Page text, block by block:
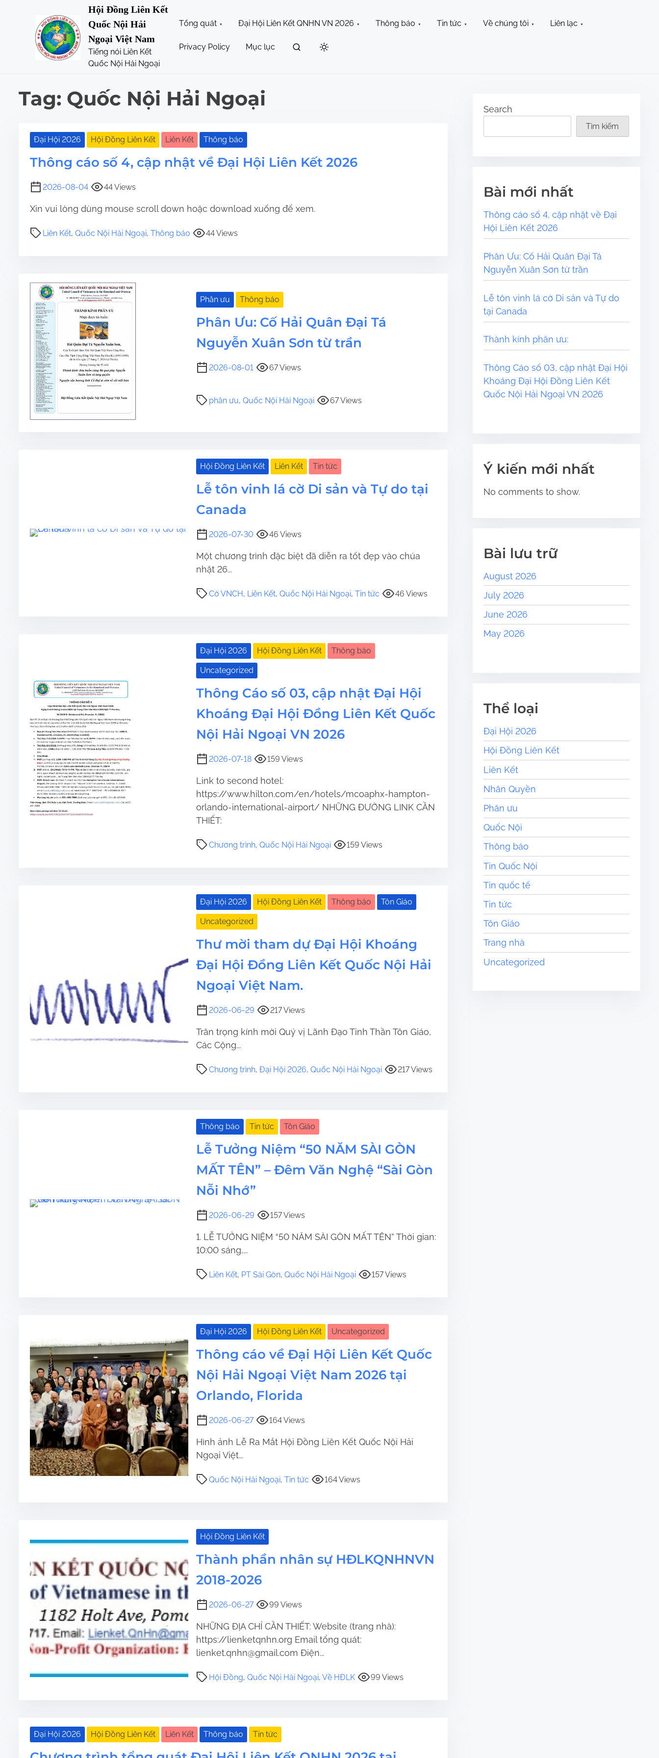
Hội Đồng Liên Kết
Quốc Nội Hải
Ngoại Việt Nam
Tiếng nói Liên Kết
Quốc Nội Hải Ngoại
Tổng quát Đại Hội Liên Kết QNHN VN 2026 Thông báo Tin tức Về chúng tôi Liên lạc
Privacy Policy Mục lục
Tag: Quốc Nội Hải Ngoại
Đại Hội 2026 Hội Đồng Liên Kết Liên Kết Thông báo
Thông cáo số 4, cập nhật về Đại Hội Liên Kết 2026
2026-08-04 44 Views
Xin vui lòng dùng mouse scroll down hoặc download xuống để xem.
Liên Kết, Quốc Nội Hải Ngoại, Thông báo 44 Views
Phân ưu Thông báo
Phân Ưu: Cố Hải Quân Đại Tá
Nguyễn Xuân Sơn từ trần
2026-08-01 67 Views
phân ưu,Quốc Nội Hải Ngoại 67 Views
Hội Đồng Liên Kết Liên Kết Tin tức
Lễ tôn vinh lá cờ Di sản và Tự do tại
Canada
2026-07-30 46 Views
Một chương trình đặc biệt đã diễn ra tốt đẹp vào chúa
nhật 26...
Cờ VNCH, Liên Kết,Quốc Nội Hải Ngoại,Tin tức 46 Views
Đại Hội 2026 Hội Đồng Liên Kết Thông báo
Uncategorized
Thông Cáo số 03, cập nhật Đại Hội
Khoáng Đại Hội Đồng Liên Kết Quốc
Nội Hải Ngoại VN 2026
2026-07-18 159 Views
Link to second hotel:
https://www.hilton.com/en/hotels/mcoaphx-hampton-
orlando-international-airport/ NHỮNG ĐƯỜNG LINK CẦN
THIẾT:
Chương trình,Quốc Nội Hải Ngoại 159 Views
Đại Hội 2026 Hội Đồng Liên Kết Thông báo Tôn Giáo
Uncategorized
Thư mời tham dự Đại Hội Khoáng
Đại Hội Đồng Liên Kết Quốc Nội Hải
Ngoại Việt Nam.
2026-06-29 217 Views
Trân trọng kính mời Quý vị Lãnh Đạo Tinh Thần Tôn Giáo,
Các Cộng...
Chương trình,Đại Hội 2026,Quốc Nội Hải Ngoại 217 Views
Thông báo Tin tức Tôn Giáo
Lễ Tưởng Niệm “50 NĂM SÀI GÒN
MẤT TÊN” – Đêm Văn Nghệ “Sài Gòn
Nỗi Nhớ”
2026-06-29 157 Views
1. LỄ TƯỞNG NIỆM “50 NĂM SÀI GÒN MẤT TÊN” Thời gian:
10:00 sáng,...
Liên Kết, PT Sài Gòn,Quốc Nội Hải Ngoại 157 Views
Đại Hội 2026 Hội Đồng Liên Kết Uncategorized
Thông cáo về Đại Hội Liên Kết Quốc
Nội Hải Ngoại Việt Nam 2026 tại
Orlando, Florida
2026-06-27 164 Views
Hình ảnh Lễ Ra Mắt Hội Đồng Liên Kết Quốc Nội Hải
Ngoại Việt...
Quốc Nội Hải Ngoại,Tin tức 164 Views
Hội Đồng Liên Kết
Thành phần nhân sự HĐLKQNHNVN
2018-2026
2026-06-27 99 Views
NHỮNG ĐỊA CHỈ CẦN THIẾT: Website (trang nhà):
https://lienketqnhn.org Email tổng quát:
lienket.qnhn@gmail.com Điện...
Hội Đồng,Quốc Nội Hải Ngoại,Về HĐLK 99 Views
Đại Hội 2026 Hội Đồng Liên Kết Liên Kết Thông báo Tin tức
Search
Tìm kiếm
Bài mới nhất
Thông cáo số 4, cập nhật về Đại
Hội Liên Kết 2026
Phân Ưu: Cố Hải Quân Đại Tá
Nguyễn Xuân Sơn từ trần
Lễ tôn vinh lá cờ Di sản và Tự do
tại Canada
​​Thành kính phân ưu:
Thông Cáo số 03, cập nhật Đại Hội
Khoáng Đại Hội Đồng Liên Kết
Quốc Nội Hải Ngoại VN 2026
Ý kiến mới nhất
No comments to show.
Bài lưu trữ
August 2026
July 2026
June 2026
May 2026
Thể loại
Đại Hội 2026
Hội Đồng Liên Kết
Liên Kết
Nhân Quyền
Phân ưu
Quốc Nội
Thông báo
Tin Quốc Nội
Tin quốc tế
Tin tức
Tôn Giáo
Trang nhà
Uncategorized